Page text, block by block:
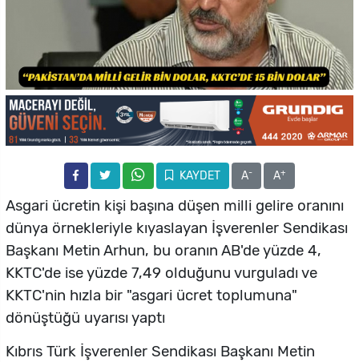
KAYDET A- A+
Asgari ücretin kişi başına düşen milli gelire oranını
dünya örnekleriyle kıyaslayan İşverenler Sendikası
Başkanı Metin Arhun, bu oranın AB'de yüzde 4,
KKTC'de ise yüzde 7,49 olduğunu vurguladı ve
KKTC'nin hızla bir "asgari ücret toplumuna"
dönüştüğü uyarısı yaptı
Kıbrıs Türk İşverenler Sendikası Başkanı Metin